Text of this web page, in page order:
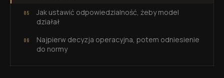
Jak ustawić odpowiedzialność, żeby model
działał
Najpierw decyzja operacyjna, potem odniesienie
do normy